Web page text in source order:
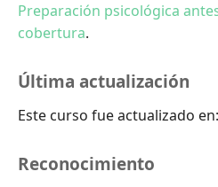
Preparación psicológica
cobertura.
Última actualización
Este curso fue actualizado en:
Reconocimiento